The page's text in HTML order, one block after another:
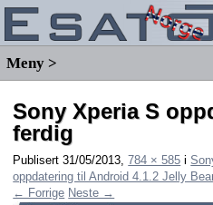
Meny >
Sony Xperia S
ferdig
Publisert31/05/2013 ,784 × 585 i
oppdatering til Android 4.1.2 Jelly
← Forrige Neste →